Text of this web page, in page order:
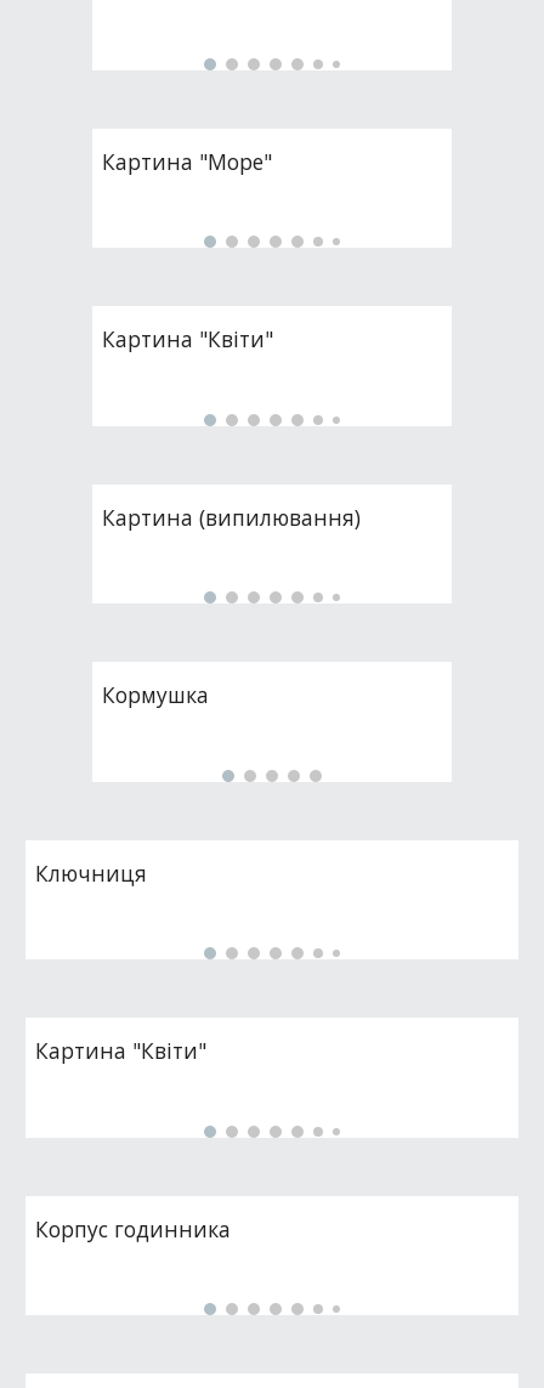
Картина "Море"
Картина "Квіти"
Картина (випилювання)
Кормушка
Ключниця
Картина "Квіти"
Корпус годинника